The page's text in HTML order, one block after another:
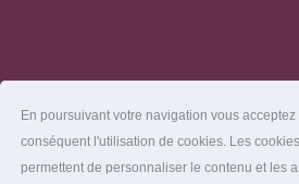
En poursuivant votre navigation vous
conséquent l'utilisation de cookies. Les
permettent de personnaliser le contenu et les